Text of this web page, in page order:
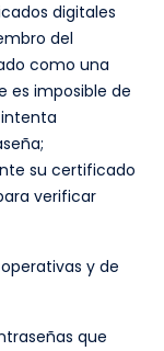
digitales
del
como una
es imposible de
su certificado
verificar
y de
que